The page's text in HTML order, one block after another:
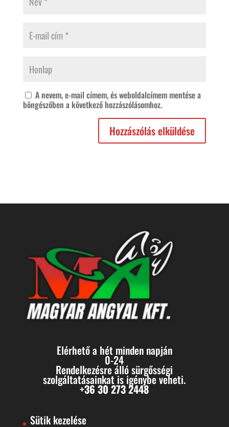
A nevem, e-mail címem, és weboldalcímem mentése a
böngészőben a következő hozzászólásomhoz.
Elérhető a hét minden napján
0-24
Rendelkezésre álló sürgősségi
szolgáltatásainkat is igénybe veheti.
+36 30 273 2448
Sütik kezelése